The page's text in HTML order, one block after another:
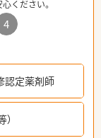
ください。
4
認定薬剤師